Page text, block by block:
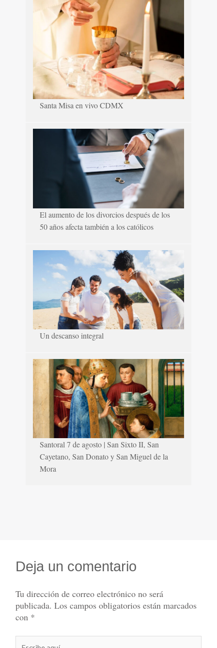
Santa Misa en vivo CDMX
El aumento de los divorcios después de los
50 años afecta también a los católicos
Un descanso integral
Santoral 7 de agosto | San Sixto II, San
Cayetano, San Donato y San Miguel de la
Mora
Deja un comentario
Tu dirección de correo electrónico no será
publicada. Los campos obligatorios están marcados
con *